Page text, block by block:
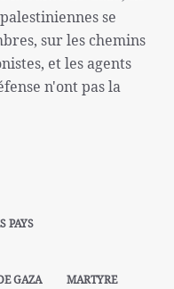
se
sur les chemins
et les agents
n'ont pas la
PAYS
GAZA MARTYRE